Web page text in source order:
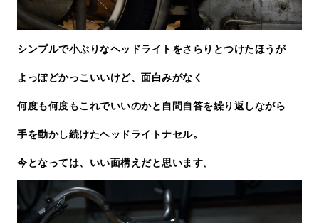
シンプルで小ぶりなヘッドライトをさらりとつけたほうが
よっぽどかっこいいけど、面白みがなく
何度も何度もこれでいいのかと自問自答を繰り返しながら
手を動かし続けたヘッドライトナセル。
今となっては、いい面構えだと思います。